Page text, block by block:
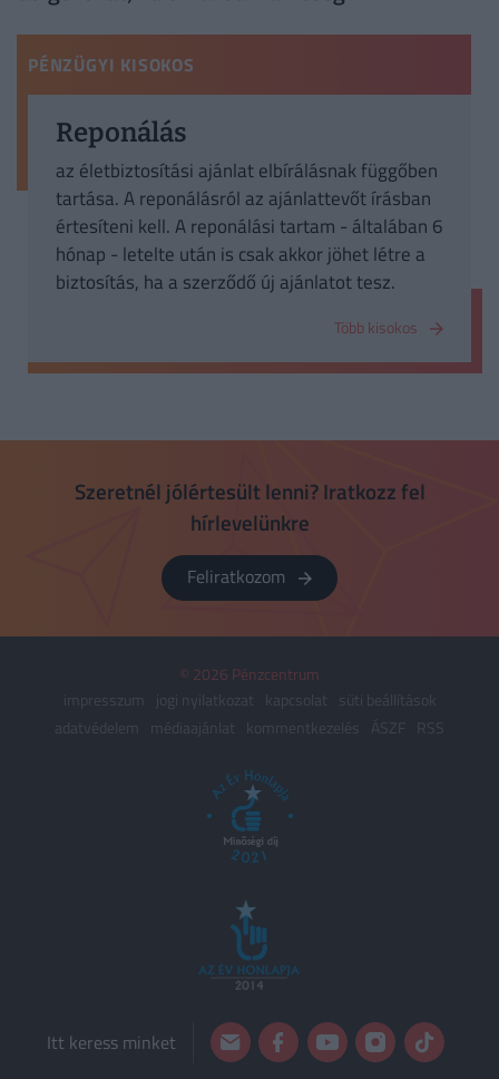
PÉNZÜGYI KISOKOS
Reponálás
az életbiztosítási ajánlat elbírálásnak függőben
tartása. A reponálásról az ajánlattevőt írásban
értesíteni kell. A reponálási tartam - általában 6
hónap - letelte után is csak akkor jöhet létre a
biztosítás, ha a szerződő új ajánlatot tesz.
Több kisokos
Szeretnél jólértesült lenni? Iratkozz fel
hírlevelünkre
Feliratkozom
© 2026 Pénzcentrum
impresszum
jogi nyilatkozat kapcsolat
süti beállítások
adatvédelem
médiaajánlat kommentkezelés ÁSZF RSS
Itt keress minket